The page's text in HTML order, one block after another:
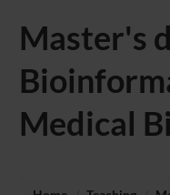
Master's
Medical